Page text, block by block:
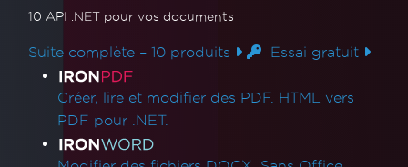
10 API .NET pour vos documents
Suite complète – 10 produits Essai gratuit
Liens des produits
Créer, lire et modifier des PDF. HTML vers
PDF pour .NET.